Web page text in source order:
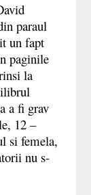
paraul
un fapt
paginile
la
a fi grav
12–
si femela,
nu s-